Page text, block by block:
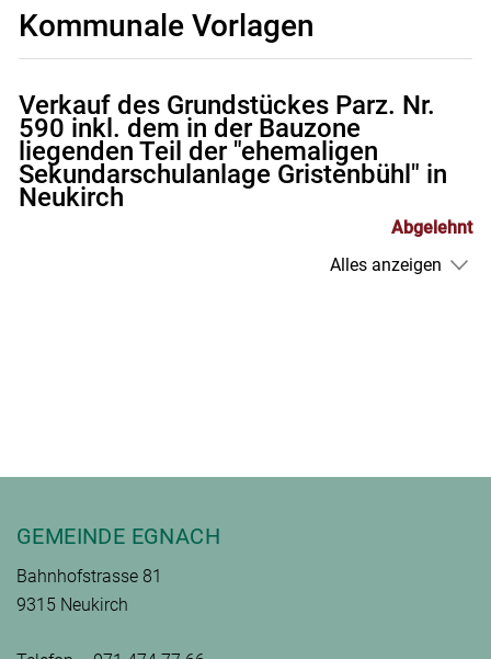
Kommunale Vorlagen
Verkauf des Grundstückes Parz. Nr.
590 inkl. dem in der Bauzone
liegenden Teil der "ehemaligen
Sekundarschulanlage Gristenbühl" in
Neukirch
Abgelehnt
Alles anzeigen
Fusszeile
GEMEINDE EGNACH
Bahnhofstrasse 81
9315 Neukirch